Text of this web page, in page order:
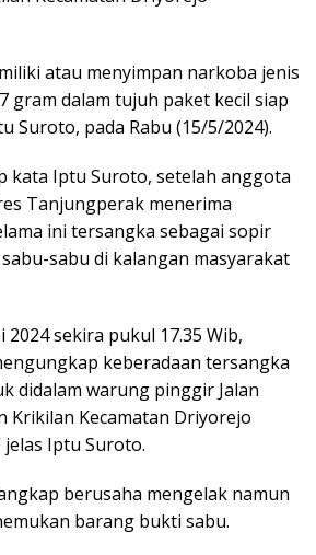
atau menyimpan narkoba jenis
gram dalam tujuh paket kecil siap
Suroto, pada Rabu (15/5/2024).
kata Iptu Suroto, setelah anggota
Tanjungperak menerima
ini tersangka sebagai sopir
sabu di kalangan masyarakat
2024 sekira pukul 17.35 Wib,
keberadaan tersangka
didalam warung pinggir Jalan
Krikilan Kecamatan Driyorejo
jelas Iptu Suroto.
berusaha mengelak namun
barang bukti sabu.